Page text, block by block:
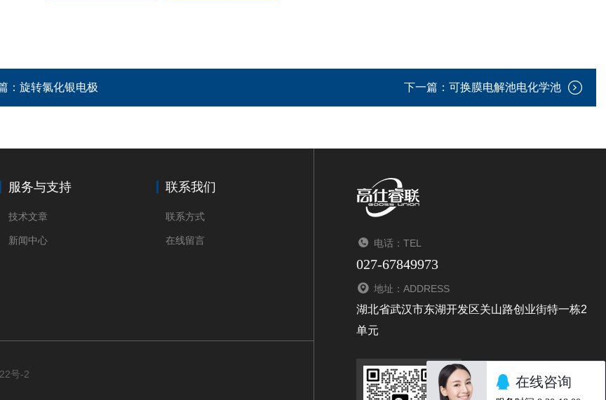
： 旋转氯化银电极 下一篇： 可换膜电解池电化学池
服务与支持
技术文章
新闻中心
联系我们
联系方式
在线留言
号-2
电话：TEL
027-67849973
地址：ADDRESS
湖北省武汉市东湖开发区关山路创业街特一栋2
单元